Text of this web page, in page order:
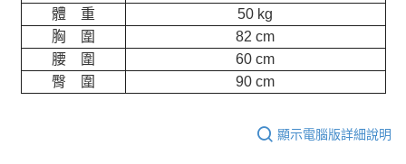
體 重
50 kg
胸 圍
82 cm
腰 圍
60 cm
臀 圍
90 cm
顯示電腦版詳細說明